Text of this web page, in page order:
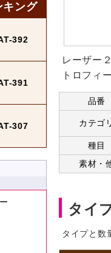
レーザー
トロフィ
品番
カテゴ
種目
素材・
タイ
タイプと数
キング
392
391
307